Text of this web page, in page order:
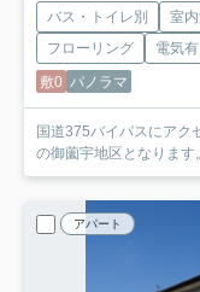
バス・トイレ別 室
フローリング
電気有
敷0 パノラマ
国道375バイパスにアク
の御薗宇地区となりま
アパート